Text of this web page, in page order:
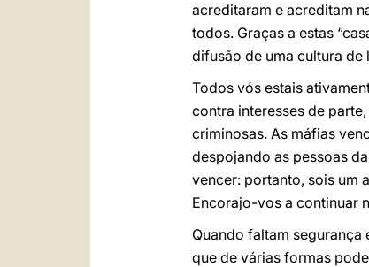
acreditaram e acreditam
todos. Graças a estas
difusão de uma cultura de
Todos vós estais
contra interesses de
criminosas. As máfias
despojando as pessoas
vencer: portanto, sois um
Encorajo-vos a continuar
Quando faltam
que de várias formas